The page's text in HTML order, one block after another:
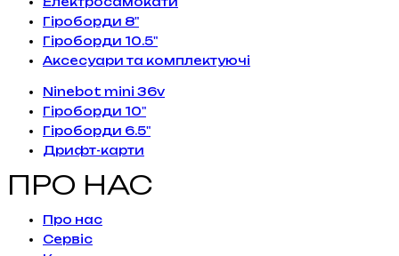
Гіроборди 8"
Гіроборди 10.5"
Аксесуари та комплектуючі
Ninebot mini 36v
Гіроборди 10"
Гіроборди 6.5"
Дрифт-карти
ПРО НАС
Про нас
Сервiс